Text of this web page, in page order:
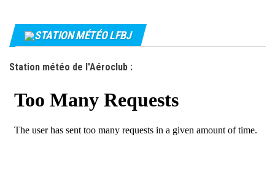
STATION MÉTÉO LFBJ
Station météo de l'Aéroclub :